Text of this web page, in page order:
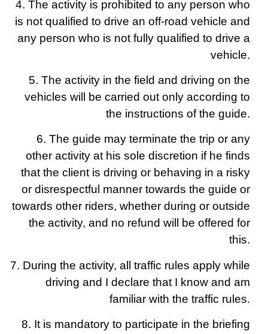
4. The activity is prohibited to any person who
is not qualified to drive an off-road vehicle and
any person who is not fully qualified to drive a
vehicle.
5. The activity in the field and driving on the
vehicles will be carried out only according to
the instructions of the guide.
6. The guide may terminate the trip or any
other activity at his sole discretion if he finds
that the client is driving or behaving in a risky
or disrespectful manner towards the guide or
towards other riders, whether during or outside
the activity, and no refund will be offered for
this.
7. During the activity, all traffic rules apply while
driving and I declare that I know and am
familiar with the traffic rules.
8. It is mandatory to participate in the briefing